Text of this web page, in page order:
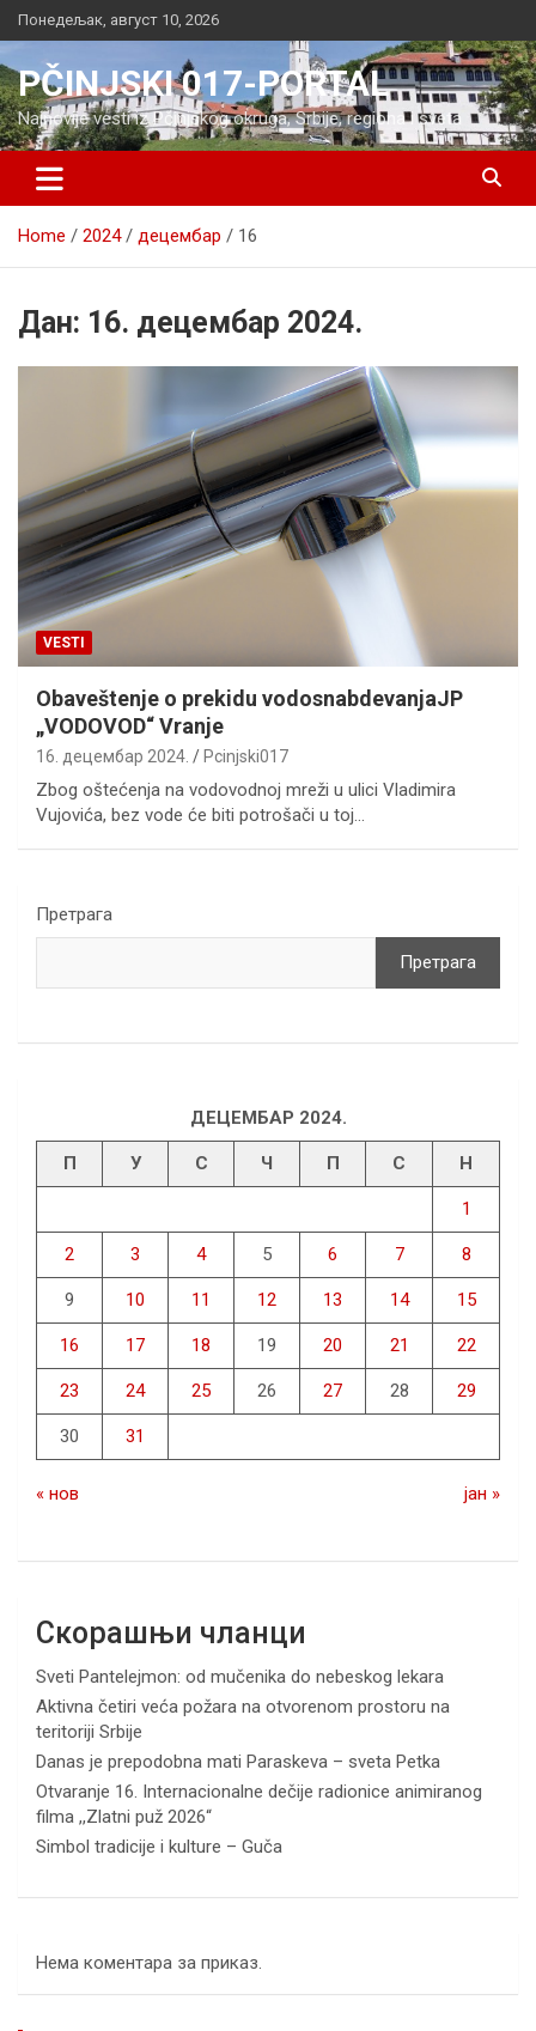
Skip
to
content
Понедељак, август 10, 2026
PČINJSKI 017-PORTAL
Najnovije vesti iz Pčinjskog okruga, Srbije, regiona i sveta
Home 2024 децембар 16
Дан: 16. децембар 2024.
VESTI
Obaveštenje o prekidu vodosnabdevanjaJP
„VODOVOD“ Vranje
16. децембар 2024. Pcinjski017
Zbog oštećenja na vodovodnoj mreži u ulici Vladimira
Vujovića, bez vode će biti potrošači u toj…
Претрага
Претрага
ДЕЦЕМБАР 2024.
П У С Ч П С Н
1
2 3 4 5 6 7 8
9 10 11 12 13 14 15
16 17 18 19 20 21 22
23 24 25 26 27 28 29
30 31
« нов јан »
Скорашњи чланци
Sveti Pantelejmon: od mučenika do nebeskog lekara
Aktivna četiri veća požara na otvorenom prostoru na
teritoriji Srbije
Danas je prepodobna mati Paraskeva – sveta Petka
Otvaranje 16. Internacionalne dečije radionice animiranog
filma ,,Zlatni puž 2026“
Simbol tradicije i kulture – Guča
Нема коментара за приказ.